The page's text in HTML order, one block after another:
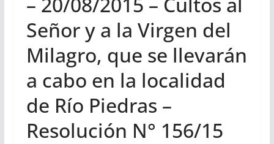
Señor y a la Virgen del
Milagro, que se llevarán
a cabo en la localidad
de Río Piedras –
Resolución N° 156/15